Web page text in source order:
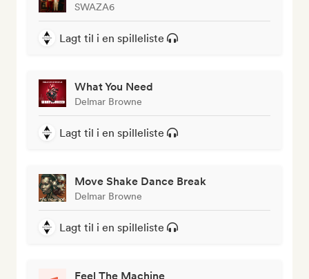
SWAZA6
Lagt til i en spilleliste
What You Need
Delmar Browne
Lagt til i en spilleliste
Move Shake Dance Break
Delmar Browne
Lagt til i en spilleliste
Feel The Machine